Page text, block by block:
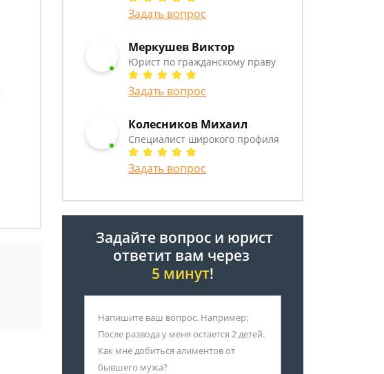
Задать вопрос
Меркушев Виктор
Юрист по гражданскому праву
Задать вопрос
Колесников Михаил
Специалист широкого профиля
Задать вопрос
Задайте вопрос и юрист
ответит вам через
5 минут!